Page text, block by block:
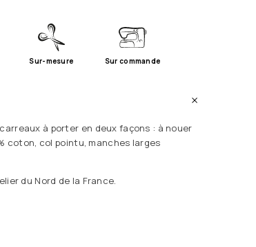
Sur-mesure Sur commande
à porter en deux façons : à nouer
coton, col pointu, manches larges
du Nord de la France.